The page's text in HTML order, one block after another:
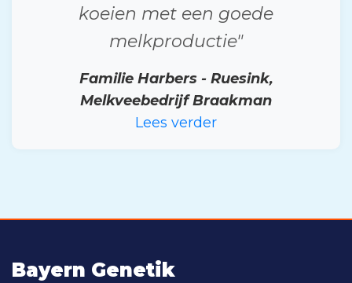
koeien met een goede
melkproductie"
Familie Harbers - Ruesink,
Melkveebedrijf Braakman
Lees verder
Bayern Genetik